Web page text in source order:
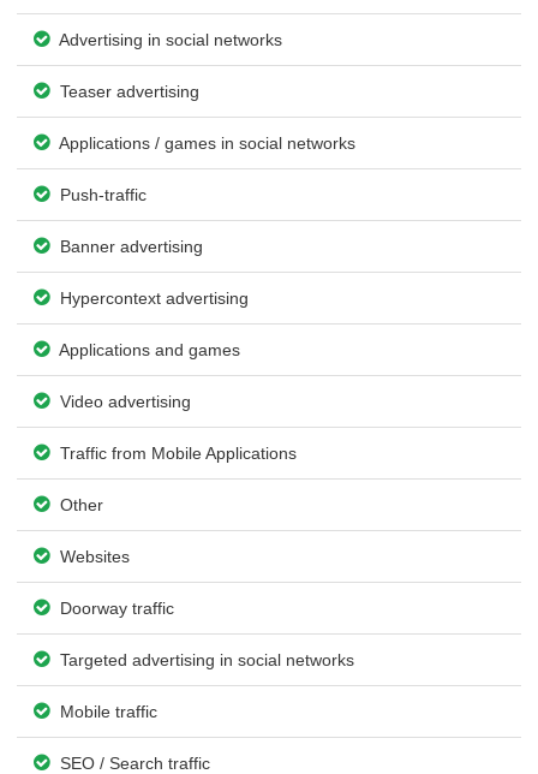
Advertising in social networks
Teaser advertising
Applications / games in social networks
Push-traffic
Banner advertising
Hypercontext advertising
Applications and games
Video advertising
Traffic from Mobile Applications
Other
Websites
Doorway traffic
Targeted advertising in social networks
Mobile traffic
SEO / Search traffic